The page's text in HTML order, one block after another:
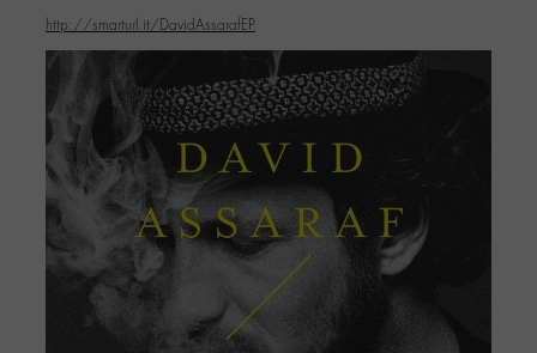
http://smarturl.it/DavidAssarafEP